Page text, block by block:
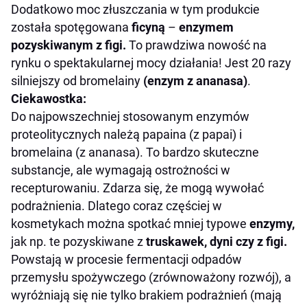
Dodatkowo moc złuszczania w tym produkcie
została spotęgowana ficyną – enzymem
pozyskiwanym z figi. To prawdziwa nowość na
rynku o spektakularnej mocy działania! Jest 20 razy
silniejszy od bromelainy (enzym z ananasa).
Ciekawostka:
Do najpowszechniej stosowanym enzymów
proteolitycznych należą papaina (z papai) i
bromelaina (z ananasa). To bardzo skuteczne
substancje, ale wymagają ostrożności w
recepturowaniu. Zdarza się, że mogą wywołać
podrażnienia. Dlatego coraz częściej w
kosmetykach można spotkać mniej typowe enzymy,
jak np. te pozyskiwane ztruskawek, dyni czy z figi.
Powstają w procesie fermentacji odpadów
przemysłu spożywczego (zrównoważony rozwój), a
wyróżniają się nie tylko brakiem podrażnień (mają